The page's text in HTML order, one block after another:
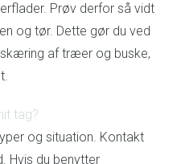
Prøv derfor så vidt
og tør. Dette gør du ved
af træer og buske,
tag?
og situation. Kontakt
Hvis du benytter